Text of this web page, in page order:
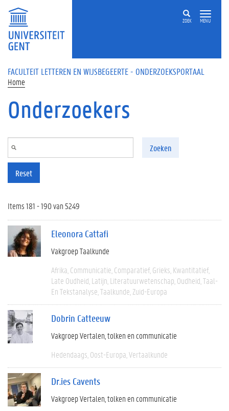
Overslaan en naar de inhoud gaan
ZOEK MENU
FACULTEIT LETTEREN EN WIJSBEGEERTE - ONDERZOEKSPORTAAL
Home
Onderzoekers
Zoeken
Reset
Items 181 - 190 van 5249
Eleonora Cattafi
Vakgroep Taalkunde
Afrika Communicatie Comparatief Grieks Kwantitatief
Late Oudheid Latijn Literatuurwetenschap Oudheid Taal-
En Tekstanalyse Taalkunde Zuid-Europa
Dobrin Catteeuw
Vakgroep Vertalen, tolken en communicatie
Hedendaags Oost-Europa Vertaalkunde
Dr.ies Cavents
Vakgroep Vertalen, tolken en communicatie